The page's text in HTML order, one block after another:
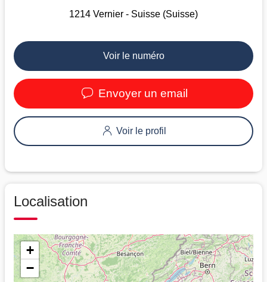
1214 Vernier - Suisse (Suisse)
Voir le numéro
Envoyer un email
Voir le profil
Localisation
+
−